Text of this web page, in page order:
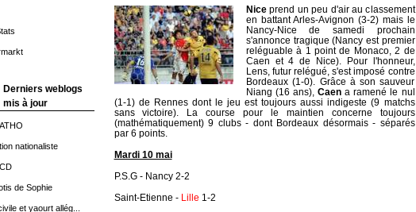
Derniers weblogs
mis à jour
nationaliste
de Sophie
et yaourt allég...
Niceprend un peu d'air au classement
en battant Arles-Avignon (3-2) mais le
Nancy-Nice de samedi prochain
s'annonce tragique (Nancy est premier
reléguable à 1 point de Monaco, 2 de
Caen et 4 de Nice). Pour l'honneur,
Lens, futur relégué, s'est imposé contre
Bordeaux (1-0). Grâce à son sauveur
Niang (16 ans),Caena ramené le nul
(1-1) de Rennes dont le jeu est toujours aussi indigeste (9 matchs
sans victoire). La course pour le maintien concerne toujours
(mathématiquement) 9 clubs - dont Bordeaux désormais - séparés
par 6 points.
Mardi 10 mai
P.S.G - Nancy 2-2
Saint-Etienne -Lille 1-2